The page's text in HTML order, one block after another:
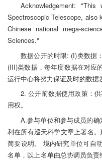
Acknowledgement:
Spectroscopic Telescope, also
Chinese national mega-
Sciences."
数据公开的时限: (I)类数据
(III)类数据，每年度数据在对应
运行中心将努力保证及时的数
2. 公开前数据使用政策：
用权。
A.参与单位和参与成员的
利在所有巡天科学文章上署名
简要说明。 境内研究单位可自
名单，以上名单由总协调员负